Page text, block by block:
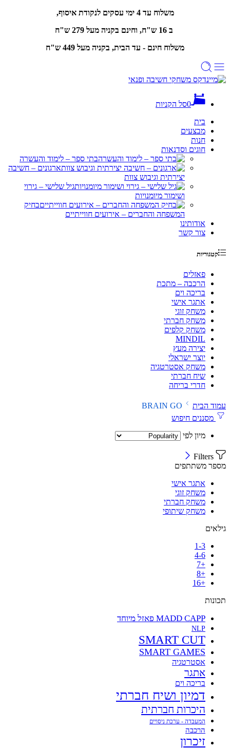
משלוח עד 4 ימי עסקים לנקודת איסוף,
ב 16 ש"ח, וחינם
בקניה מעל 279 ש"ח
משלוח חינם - עד הבית, בקניה מעל 449 ש"ח
0סל הקניות
בית
מבצעים
חנות
חוגים וסדנאות
בתי ספר – לימוד והעשרה
ארגונים – חשיבה
יצירתית וגיבוש צוות
גיל שלישי – גירוי
ושימור מיומנויות
בחיק
המשפחה והחברים – אירועים חווייתיים
אודותינו
צור קשר
קטגוריות
פאזלים
הרכבה – מתכת
בריכה וים
אתגר אישי
משחק זוגי
משחק חברתי
משחק קלפים
MINDIL
יצירה מעץ
יוצר ישראלי
משחק אסטרטגיה
שיח חברתי
חדרי בריחה
עמוד הבית
BRAIN GO
מסננים חיפוש
מיון לפי
מספר משתתפים
אתגר אישי
משחק זוגי
משחק חברתי
משחק שיתופי
גילאים
1-3
4-6
+7
+8
+16
תכונות
MADD CAPP פאזל מיוחד
NLP
SMART CUT
SMART GAMES
אסטרטגיה
אתגר
בריכה וים
דמיון ושיח חברתי
היכרות חברתית
המעבדה - ערכת ניסויים
הרכבה
זיכרון